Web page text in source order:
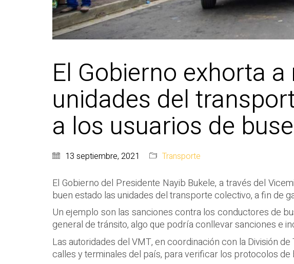
El Gobierno exhorta
unidades del
a los usuarios de
13 septiembre, 2021 Transporte
El Gobierno del Presidente Nayib Bukele, a través del
buen estado las unidades del transporte colectivo, a fin de
Un ejemplo son las sanciones contra los conductores de
general de tránsito, algo que podría conllevar sanciones e
Las autoridades del VMT, en coordinación con la División
calles y terminales del país, para verificar los protocolos